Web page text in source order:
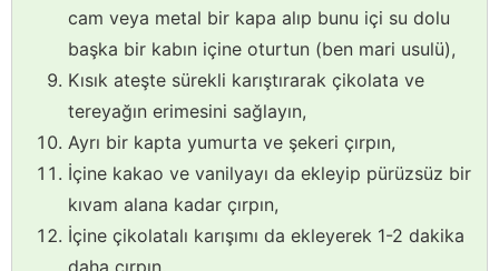
cam veya metal bir kapa alıp bunu içi su dolu
başka bir kabın içine oturtun (ben mari usulü),
Kısık ateşte sürekli karıştırarak çikolata ve
tereyağın erimesini sağlayın,
Ayrı bir kapta yumurta ve şekeri çırpın,
İçine kakao ve vanilyayı da ekleyip pürüzsüz bir
kıvam alana kadar çırpın,
İçine çikolatalı karışımı da ekleyerek 1-2 dakika